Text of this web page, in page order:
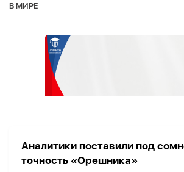
В МИРЕ
Аналитики поставили под
точность «Орешника»